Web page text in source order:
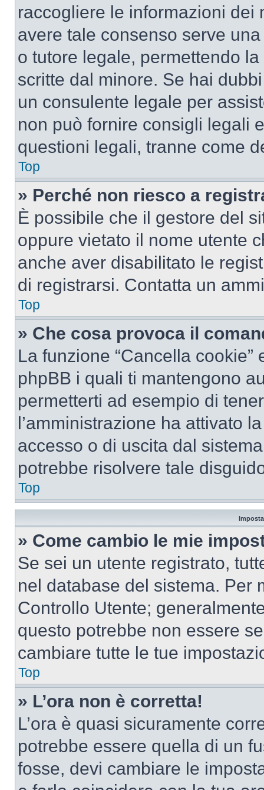
raccogliere le informazioni dei
avere tale consenso serve
o tutore legale, permettendo
scritte dal minore. Se hai
un consulente legale per
non può fornire consigli legali
questioni legali, tranne come
Top
» Perché non riesco a
È possibile che il gestore del
oppure vietato il nome utente
anche aver disabilitato le
di registrarsi. Contatta un
Top
» Che cosa provoca il
La funzione “Cancella
phpBB i quali ti mantengono
permetterti ad esempio di
l’amministrazione ha attivato
accesso o di uscita dal
potrebbe risolvere tale
Top
» Come cambio le mie
Se sei un utente registrato,
nel database del sistema. Per
Controllo Utente;
questo potrebbe non essere
cambiare tutte le tue
Top
» L’ora non è corretta!
L’ora è quasi sicuramente
potrebbe essere quella di un
fosse, devi cambiare le